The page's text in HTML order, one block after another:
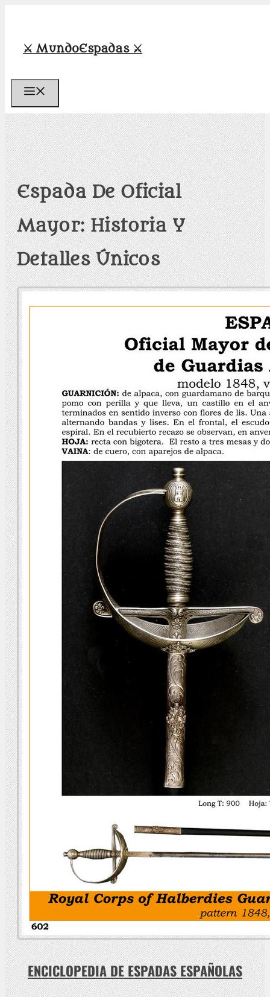
contenido
⚔️ MundoEspadas ⚔️
Espada De Oficial
Mayor: Historia Y
Detalles Únicos
ENCICLOPEDIA DE ESPADAS ESPAÑOLAS